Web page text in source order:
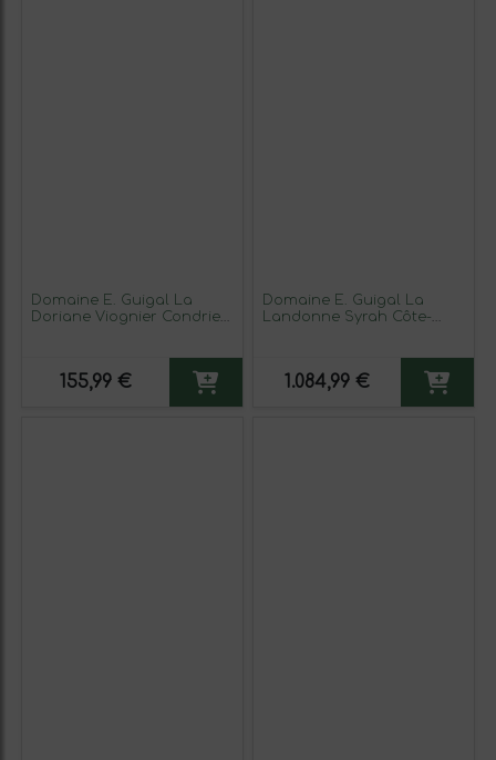
Domaine E. Guigal La
Doriane Viognier Condrieu
155,99 €
Domaine E. Guigal La
Landonne Syrah Côte-
1.084,99 €